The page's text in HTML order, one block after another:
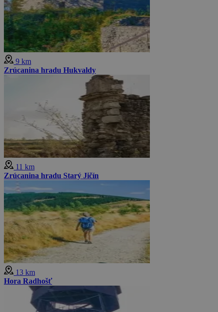
9 km
Zrúcanina hradu Hukvaldy
11 km
Zrúcanina hradu Starý Jičín
13 km
Hora Radhošť